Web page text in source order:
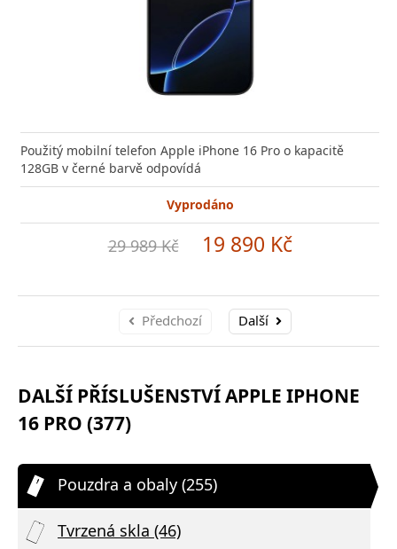
Použitý mobilní telefon Apple iPhone 16 Pro o kapacitě
128GB v černé barvě odpovídá
Vyprodáno
29 989 Kč 19 890 Kč
Předchozí Další
DALŠÍ PŘÍSLUŠENSTVÍ APPLE IPHONE
16 PRO (377)
Pouzdra a obaly (255)
Tvrzená skla (46)